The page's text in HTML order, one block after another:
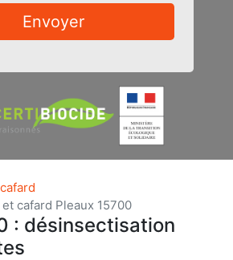
Envoyer
cafard Pleaux 15700
: désinsectisation